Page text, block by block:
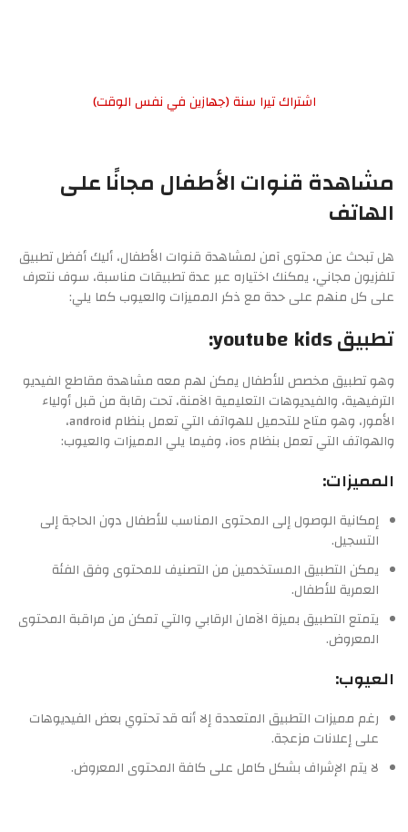
اشتراك تيرا سنة (جهازين في نفس الوقت)
مشاهدة قنوات الأطفال مجانًا على
الهاتف
هل تبحث عن محتوى آمن لمشاهدة قنوات الأطفال، أليك أفضل تطبيق
تلفزيون مجاني، يمكنك اختياره عبر عدة تطبيقات مناسبة، سوف نتعرف
على كل منهم على حدة مع ذكر المميزات والعيوب كما يلي:
تطبيق youtube kids:
وهو تطبيق مخصص للأطفال يمكن لهم معه مشاهدة مقاطع الفيديو
الترفيهية، والفيديوهات التعليمية الآمنة، تحت رقابة من قبل أولياء
الأمور، وهو متاح للتحميل للهواتف التي تعمل بنظام android،
والهواتف التي تعمل بنظام ios، وفيما يلي المميزات والعيوب:
المميزات:
إمكانية الوصول إلى المحتوى المناسب للأطفال دون الحاجة إلى
التسجيل.
يمكن التطبيق المستخدمين من التصنيف للمحتوى وفق الفئة
العمرية للأطفال.
يتمتع التطبيق بميزة الآمان الرقابي والتي تمكن من مراقبة المحتوى
المعروض.
العيوب:
رغم مميزات التطبيق المتعددة إلا أنه قد تحتوي بعض الفيديوهات
على إعلانات مزعجة.
لا يتم الإشراف بشكل كامل على كافة المحتوى المعروض.